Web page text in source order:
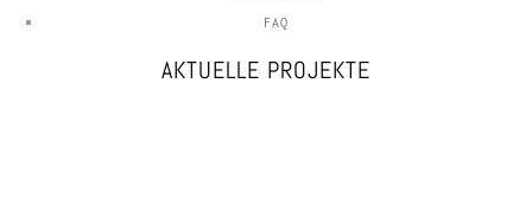
FAQ
AKTUELLE PROJEKTE